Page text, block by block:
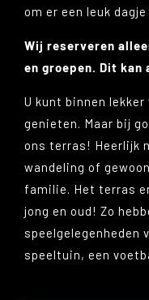
om er een leuk
Wij reserveren
en groepen. Dit kan
U kunt binnen
genieten. Maar bij
ons terras! Heerlijk
wandeling of
familie. Het terras
jong en oud! Zo
speelgelegenheden
speeltuin, een